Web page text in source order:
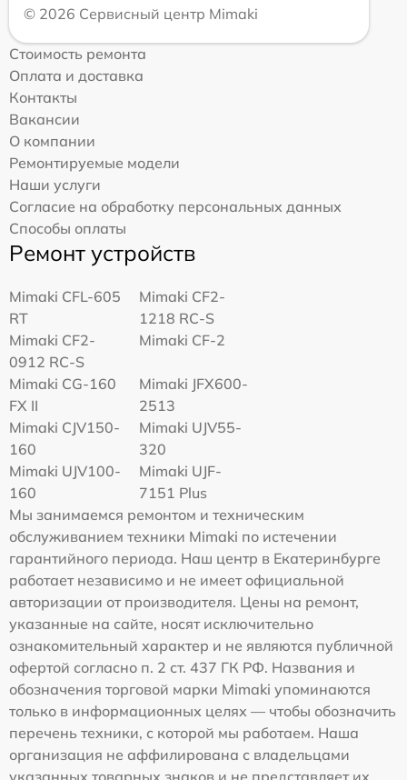
© 2026 Сервисный центр Mimaki
Стоимость ремонта
Оплата и доставка
Контакты
Вакансии
О компании
Ремонтируемые модели
Наши услуги
Согласие на обработку персональных данных
Способы оплаты
Ремонт устройств
Mimaki CFL-605
RT
Mimaki CF2-
1218 RC-S
Mimaki CF2-
0912 RC-S
Mimaki CF-2
Mimaki CG-160
FX II
Mimaki JFX600-
2513
Mimaki СJV150-
160
Mimaki UJV55-
320
Mimaki UJV100-
160
Mimaki UJF-
7151 Plus
Мы занимаемся ремонтом и техническим
обслуживанием техники Mimaki по истечении
гарантийного периода. Наш центр в Екатеринбурге
работает независимо и не имеет официальной
авторизации от производителя. Цены на ремонт,
указанные на сайте, носят исключительно
ознакомительный характер и не являются публичной
офертой согласно п. 2 ст. 437 ГК РФ. Названия и
обозначения торговой марки Mimaki упоминаются
только в информационных целях — чтобы обозначить
перечень техники, с которой мы работаем. Наша
организация не аффилирована с владельцами
указанных товарных знаков и не представляет их